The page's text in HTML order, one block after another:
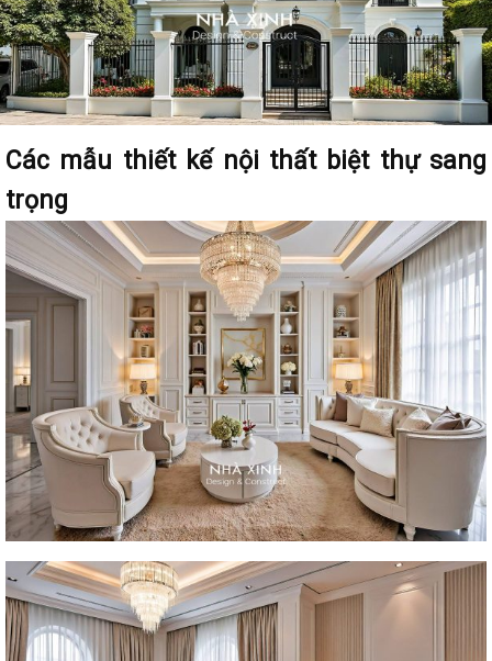
Các mẫu thiết kế nội thất biệt thự sang
trọng